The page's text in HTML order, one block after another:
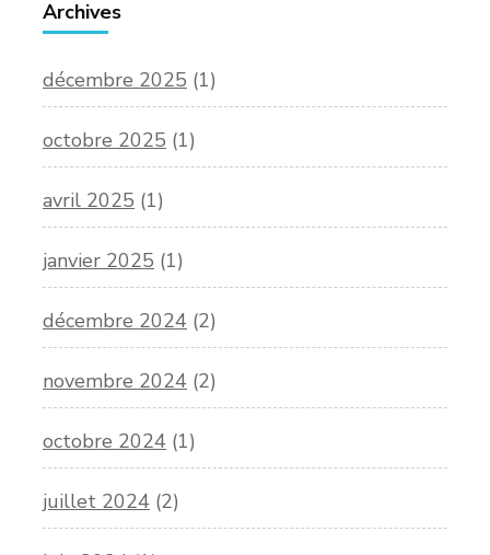
Archives
décembre 2025 (1)
octobre 2025 (1)
avril 2025 (1)
janvier 2025 (1)
décembre 2024 (2)
novembre 2024 (2)
octobre 2024 (1)
juillet 2024 (2)